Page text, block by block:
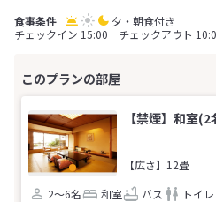
夕・朝食付き
チェックイン 15:00 チェックアウト
【禁煙】和室
【広さ】12畳
2～6名
和室 バス トイレ